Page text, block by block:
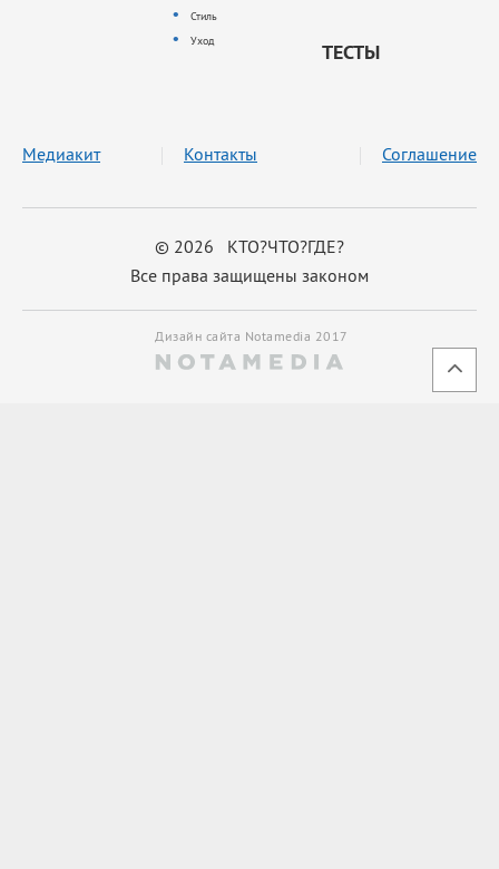
Стиль
Уход
ТЕСТЫ
© 2026 КТО?ЧТО?ГДЕ?
Все права защищены законом
Медиакит Контакты Соглашение
Дизайн сайта Notamedia 2017